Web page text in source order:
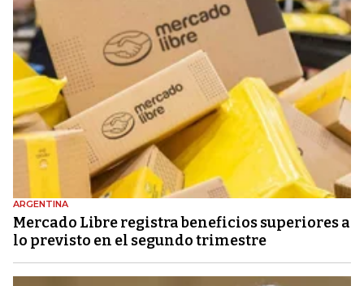
ARGENTINA
Mercado Libre registra beneficios superiores a
lo previsto en el segundo trimestre